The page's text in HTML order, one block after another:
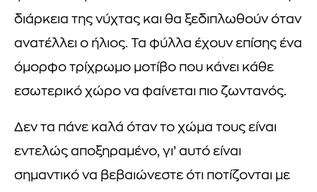
διάρκεια της νύχτας και θα ξεδιπλωθούν όταν
ανατέλλει ο ήλιος. Τα φύλλα έχουν επίσης ένα
όμορφο τρίχρωμο μοτίβο που κάνει κάθε
εσωτερικό χώρο να φαίνεται πιο ζωντανός.
Δεν τα πάνε καλά όταν το χώμα τους είναι
εντελώς αποξηραμένο, γι’ αυτό είναι
σημαντικό να βεβαιώνεστε ότι ποτίζονται με